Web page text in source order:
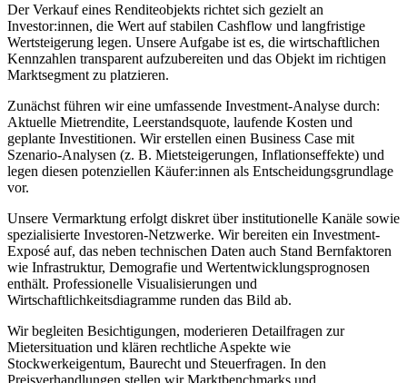
Der Verkauf eines Renditeobjekts richtet sich gezielt an
Investor:innen, die Wert auf stabilen Cashflow und langfristige
Wertsteigerung legen. Unsere Aufgabe ist es, die wirtschaftlichen
Kennzahlen transparent aufzubereiten und das Objekt im richtigen
Marktsegment zu platzieren.
Zunächst führen wir eine umfassende Investment-Analyse durch:
Aktuelle Mietrendite, Leerstandsquote, laufende Kosten und
geplante Investitionen. Wir erstellen einen Business Case mit
Szenario-Analysen (z. B. Mietsteigerungen, Inflationseffekte) und
legen diesen potenziellen Käufer:innen als Entscheidungsgrundlage
vor.
Unsere Vermarktung erfolgt diskret über institutionelle Kanäle sowie
spezialisierte Investoren-Netzwerke. Wir bereiten ein Investment-
Exposé auf, das neben technischen Daten auch Stand Bernfaktoren
wie Infrastruktur, Demografie und Wertentwicklungsprognosen
enthält. Professionelle Visualisierungen und
Wirtschaftlichkeitsdiagramme runden das Bild ab.
Wir begleiten Besichtigungen, moderieren Detailfragen zur
Mietersituation und klären rechtliche Aspekte wie
Stockwerkeigentum, Baurecht und Steuerfragen. In den
Preisverhandlungen stellen wir Marktbenchmarks und